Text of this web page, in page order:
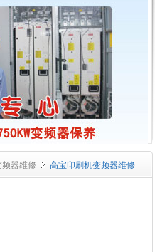
器维修 高宝印刷机变频器维修